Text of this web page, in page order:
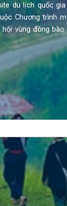
du lịch quốc
Chương trình
vùng đồng